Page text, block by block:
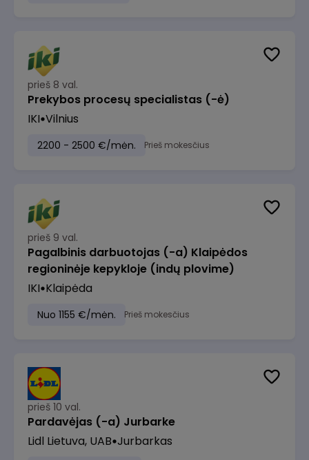
prieš 8 val.
Prekybos procesų specialistas (-ė)
IKI Vilnius
2200 - 2500 €/mėn. Prieš mokesčius
prieš 9 val.
Pagalbinis darbuotojas (-a) Klaipėdos
regioninėje kepykloje (indų plovime)
IKI Klaipėda
Nuo 1155 €/mėn. Prieš mokesčius
prieš 10 val.
Pardavėjas (-a) Jurbarke
Lidl Lietuva, UAB Jurbarkas